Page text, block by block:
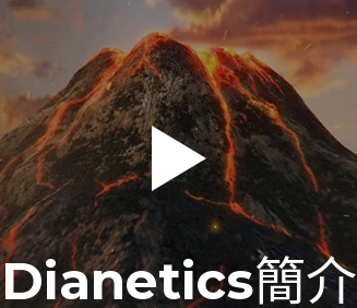
Dianetics簡介